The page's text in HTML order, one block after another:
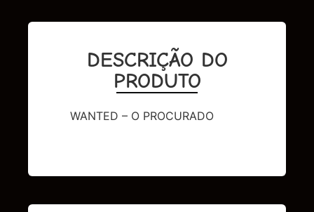
DESCRIÇÃO DO
PRODUTO
WANTED – O PROCURADO